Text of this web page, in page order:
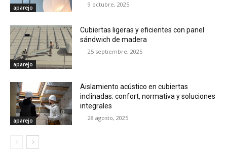
aparejo 9 octubre, 2025
aparejo
Cubiertas ligeras y eficientes con panel
sándwich de madera
25 septiembre, 2025
aparejo
Aislamiento acústico en cubiertas
inclinadas: confort, normativa y soluciones
integrales
28 agosto, 2025